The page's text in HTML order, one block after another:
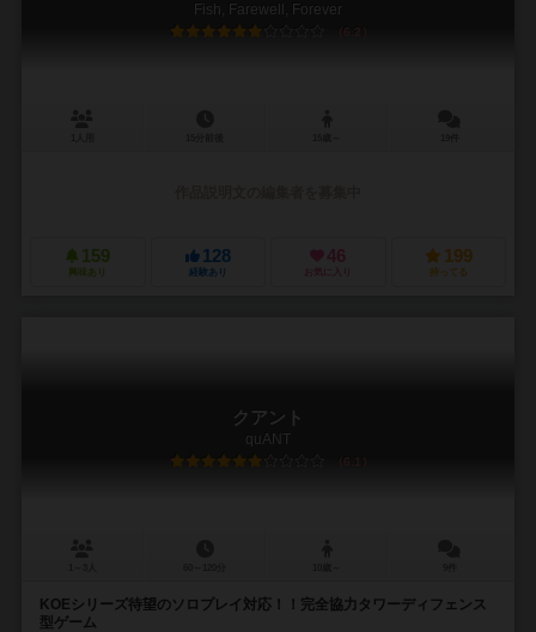
Fish, Farewell, Forever
6.2
159
興味あり
128
経験あり
46
お気に入り
199
持ってる
クアント
quANT
6.1
KOEシリーズ待望のソロプレイ対応！！完全協力タワーディフェンス
型ゲーム